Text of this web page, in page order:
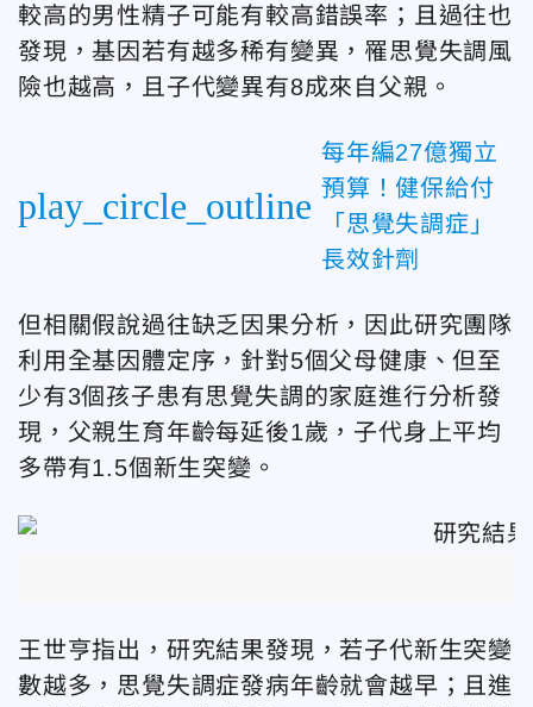
較高的男性精子可能有較高錯誤率；且過往也
發現，基因若有越多稀有變異，罹思覺失調風
險也越高，且子代變異有8成來自父親。
play_circle_outline
每年編27億獨立
預算！健保給付
「思覺失調症」
長效針劑
但相關假說過往缺乏因果分析，因此研究團隊
利用全基因體定序，針對5個父母健康、但至
少有3個孩子患有思覺失調的家庭進行分析發
現，父親生育年齡每延後1歲，子代身上平均
多帶有1.5個新生突變。
王世亨指出，研究結果發現，若子代新生突變
數越多，思覺失調症發病年齡就會越早；且進